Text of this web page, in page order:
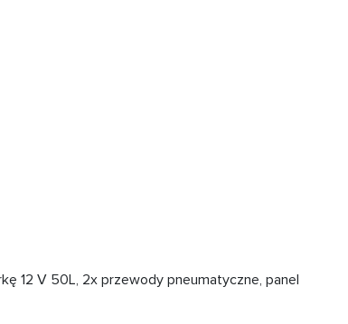
12 V 50L, 2x przewody pneumatyczne, panel